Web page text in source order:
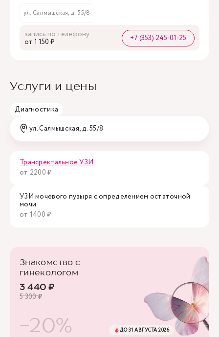
ул. Салмышская, д. 55/8
запись по телефону
oт 1 150 ₽
+7 (353) 245-01-25
Услуги и цены
Диагностика
ул. Салмышская, д. 55/8
Трансректальное УЗИ
от 2200 ₽
УЗИ мочевого пузыря с определением остаточной
мочи
от 1400 ₽
Знакомство с
гинекологом
3 440 ₽
5 300 ₽
-20% ДО 31 АВГУСТА 2026